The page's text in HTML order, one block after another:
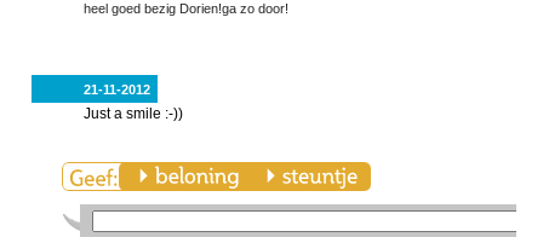
heel goed bezig Dorien!ga zo door!
21-11-2012
Just a smile :-))